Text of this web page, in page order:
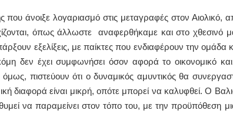
άνοιξε λογαριασμό στις μεταγραφές στον Αιολικό,
όπως άλλωστε αναφερθήκαμε και στο χθεσινό
εξελίξεις, με παίκτες που ενδιαφέρουν την ομάδα
δεν έχει συμφωνήσει όσον αφορά το οικονομικό
πιστεύουν ότι ο δυναμικός αμυντικός θα
διαφορά είναι μικρή, οπότε μπορεί να καλυφθεί. Ο
να παραμείνει στον τόπο του, με την προϋπόθεση
ΙΩΑΝΝΗΣ Α. ΜΑΛΛΙΑΣ
ΧΕΙΡΟΥΡΓΟΣ
ΟΦΘΑΛΜΙΑΤΡΟΣ
Διδάκτωρ Ιατρικής Σχολής
Πανεπιστημίου Αθηνών
Καλλιπόλεως 3,Νέα Σμύρνη,
Καβέτσου 10, Μυτιλήνη, τηλ: